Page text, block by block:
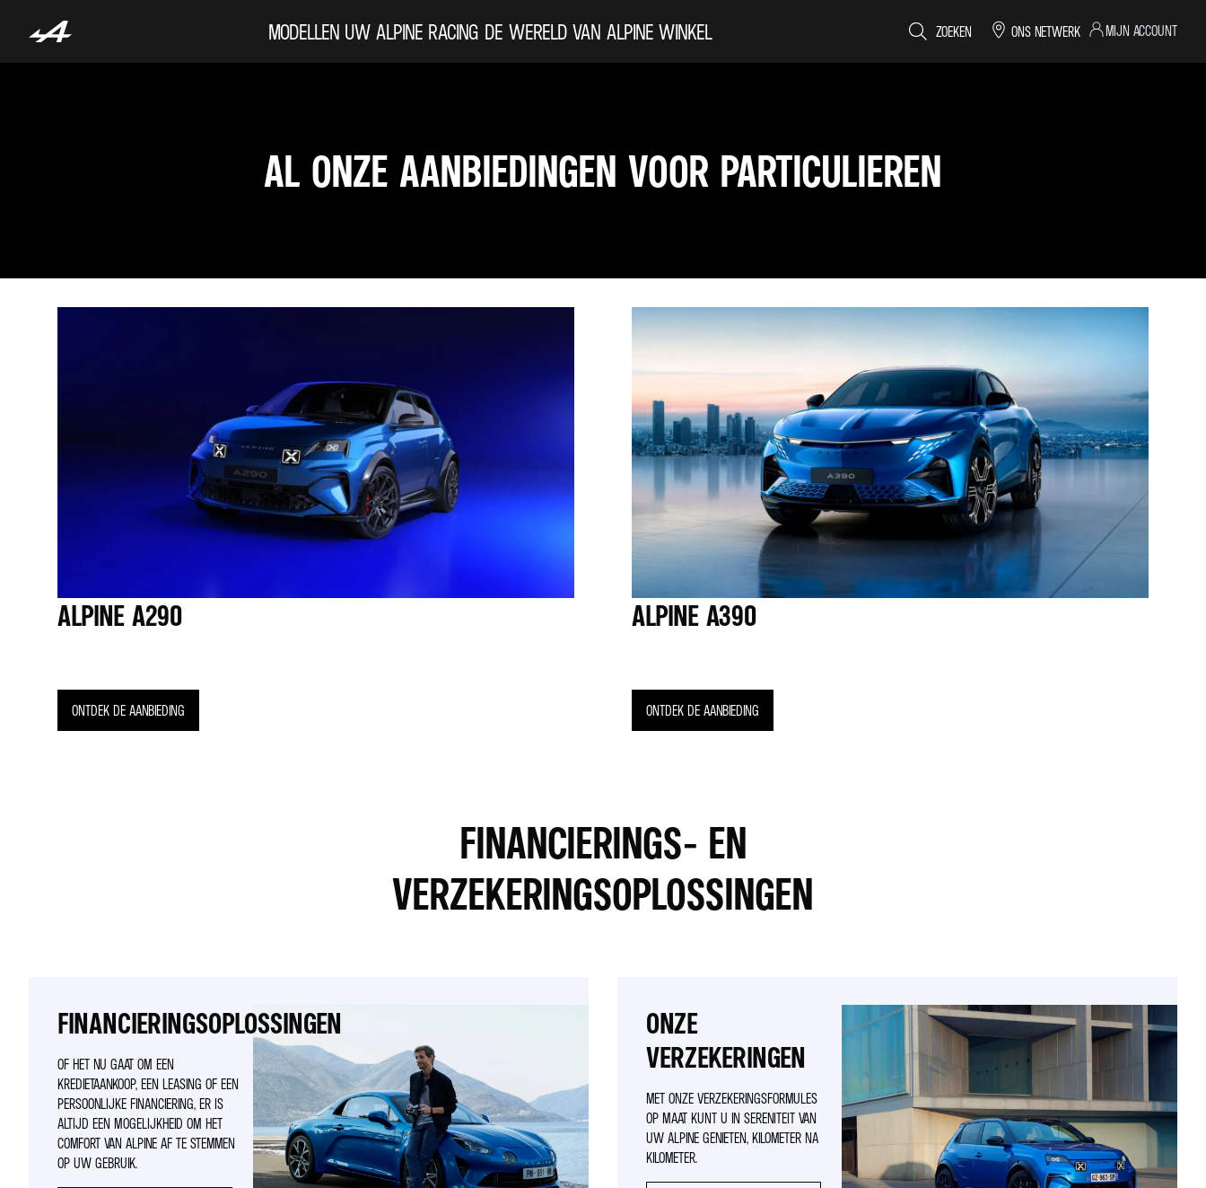
MODELLEN UW ALPINE RACING DE WERELD VAN ALPINE WINKEL ZOEKEN ONS NETWERK MIJN ACCOUNT
AL ONZE AANBIEDINGEN VOOR PARTICULIEREN
ALPINE A290
ONTDEK DE AANBIEDING
ALPINE A390
ONTDEK DE AANBIEDING
FINANCIERINGS- EN
VERZEKERINGSOPLOSSINGEN
FINANCIERINGSOPLOSSINGEN
OF HET NU GAAT OM EEN
KREDIETAANKOOP, EEN LEASING OF EEN
PERSOONLIJKE FINANCIERING, ER IS
ALTIJD EEN MOGELIJKHEID OM HET
COMFORT VAN ALPINE AF TE STEMMEN
OP UW GEBRUIK.
ONZE
VERZEKERINGEN
MET ONZE VERZEKERINGSFORMULES
OP MAAT KUNT U IN SERENITEIT VAN
UW ALPINE GENIETEN, KILOMETER NA
KILOMETER.